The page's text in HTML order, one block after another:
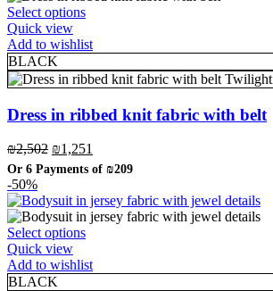
Select optionsThis
has
variants.
The
options
may
chosen
on
product
page
Quick view
Add to wishlist
BLACK
Twilight
Dress in ribbed knit fabric with belt
₪2,502 Original
price
was:
₪2,502.
₪1,251
price
₪1,251.
Or 6 Payments of ₪209
-50%
Select optionsThis
has
Quick view
Add to wishlist
BLACK